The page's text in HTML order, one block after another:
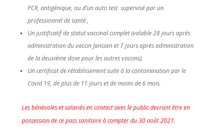
PCR, antigénique, ou d’un auto test supervisé par un
professionnel de santé ,
Un justificatif de statut vaccinal complet (valable 28 jours après
administration du vaccin Janssen et 7 jours après administration
de la deuxième dose pour les autres vaccins),
Un certificat de rétablissement suite à la contamination par le
Covid 19, de plus de 11 jours et de moins de 6 mois.
Les bénévoles et salariés en contact avec le public devront être en
possession de ce pass sanitaire à compter du 30 août 2021.